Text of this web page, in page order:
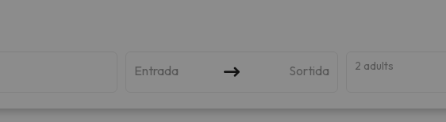
Entrada Sortida 2 adults